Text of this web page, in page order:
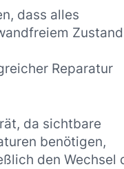
dass alles
Zustand
Reparatur
da sichtbare
benötigen,
den Wechsel